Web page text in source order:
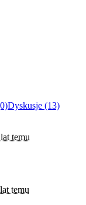
Dyskusje (13)
temu
temu